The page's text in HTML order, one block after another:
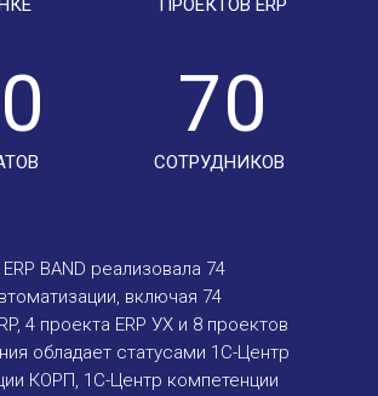
ERP BAND реализовала 74
включая 74
4 проекта ERP УХ и 8 проектов
обладает статусами 1С-Центр
КОРП, 1С-Центр компетенции
ПРОЕКТОВ ERP
СОТРУДНИКОВ
70